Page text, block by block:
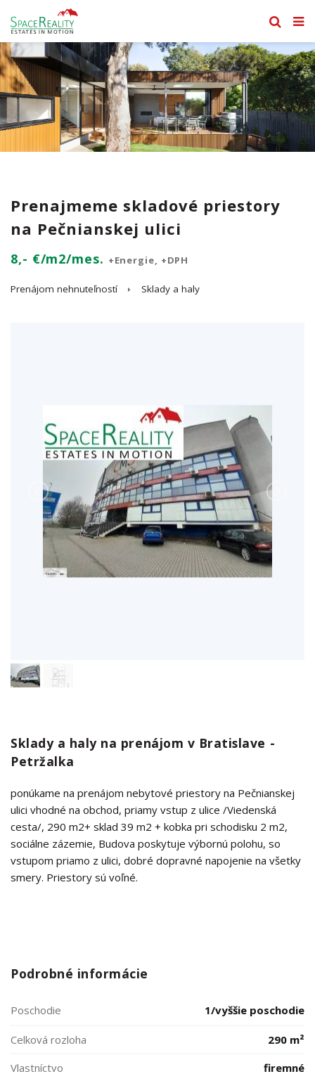
Prenajmeme skladové priestory
na Pečnianskej ulici
8,- €/m2/mes. +Energie, +DPH
Prenájom nehnuteľností Sklady a haly
Sklady a haly na prenájom v Bratislave -
Petržalka
ponúkame na prenájom nebytové priestory na Pečnianskej
ulici vhodné na obchod, priamy vstup z ulice /Viedenská
cesta/, 290 m2+ sklad 39 m2 + kobka pri schodisku 2 m2,
sociálne zázemie, Budova poskytuje výbornú polohu, so
vstupom priamo z ulici, dobré dopravné napojenie na všetky
smery. Priestory sú voľné.
Podrobné informácie
Poschodie 1/vyššie poschodie
Celková rozloha
290 m²
Vlastníctvo
firemné